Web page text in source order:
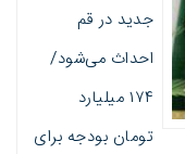
جدید در قم
احداث می‌شود/
۱۷۴ میلیارد
تومان بودجه برای